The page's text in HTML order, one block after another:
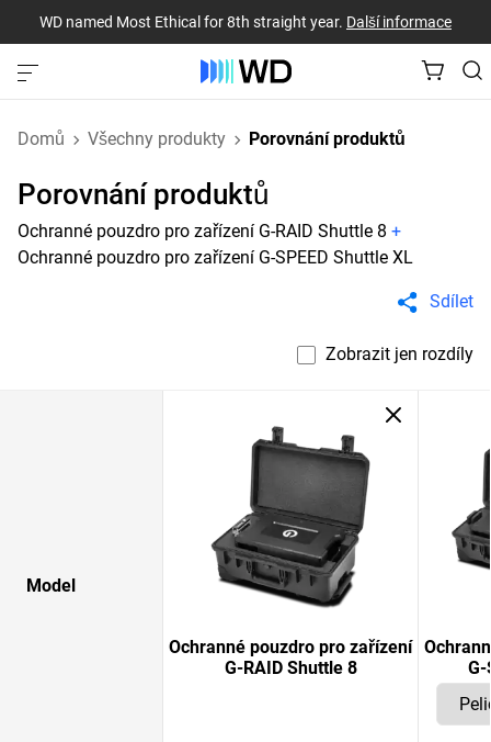
WD named Most Ethical for 8th straight year. Další informace
Domů Všechny produkty Porovnání produktů
Porovnání produktů
Ochranné pouzdro pro zařízení G-RAID Shuttle 8 +
Ochranné pouzdro pro zařízení G-SPEED Shuttle XL
Sdílet
Zobrazit jen rozdíly
Model
Ochranné pouzdro pro zařízení
G-RAID Shuttle 8
G-